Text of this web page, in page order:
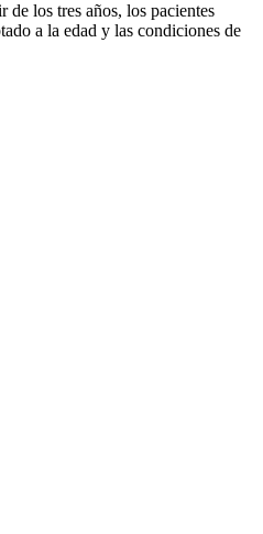
de los tres años, los pacientes
a la edad y las condiciones de